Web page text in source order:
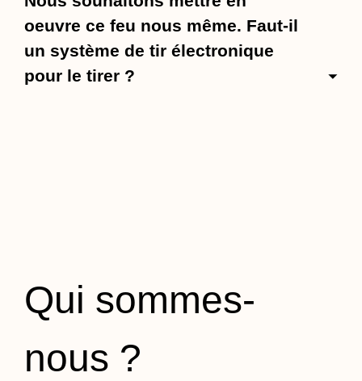
oeuvre ce feu nous même. Faut-il
un système de tir électronique
pour le tirer ?
Qui sommes-
nous ?